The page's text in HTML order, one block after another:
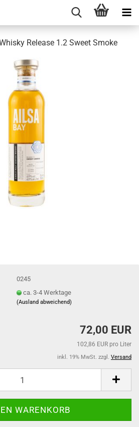
Release 1.2 Sweet Smoke
0245
ca. 3-4 Werktage
(Ausland abweichend)
72,00 EUR
102,86 EUR pro Liter
inkl. 19% MwSt. zzgl. Versand